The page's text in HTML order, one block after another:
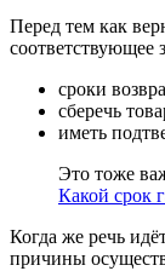
Перед тем как
соответствующее
сроки
сберечь
иметь
Это тоже
Какой срок
Когда же речь
причины